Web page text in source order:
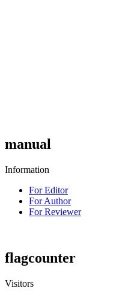
manual
Information
For Editor
For Author
For Reviewer
flagcounter
Visitors